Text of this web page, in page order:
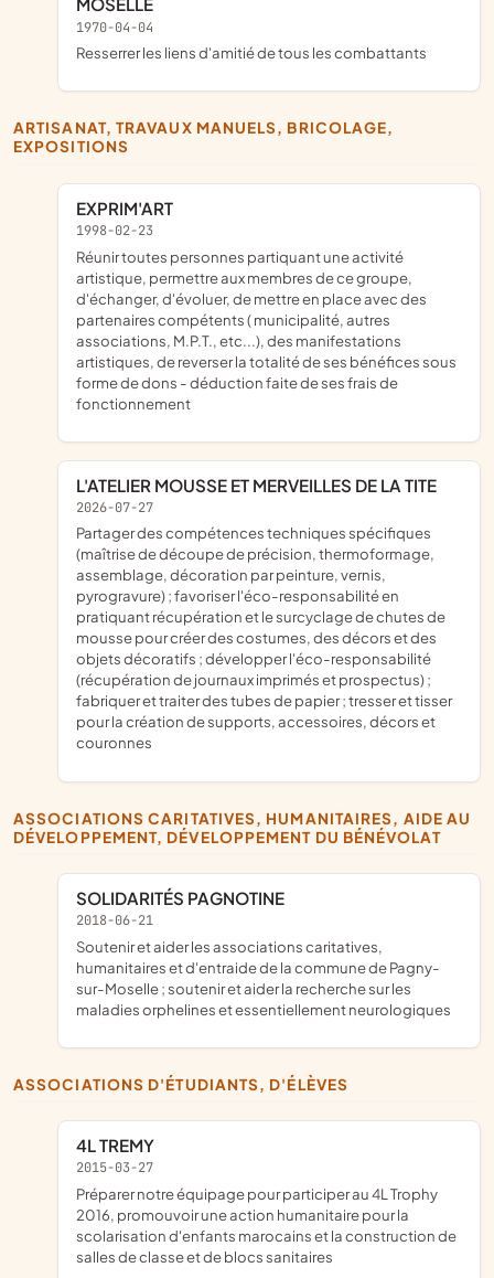
MOSELLE
1970-04-04
Resserrer les liens d'amitié de tous les combattants
ARTISANAT, TRAVAUX MANUELS, BRICOLAGE,
EXPOSITIONS
EXPRIM'ART
1998-02-23
réunir toutes personnes partiquant une activité
artistique, permettre aux membres de ce groupe,
d'échanger, d'évoluer, de mettre en place avec des
partenaires compétents ( municipalité, autres
associations, M.P.T., etc...), des manifestations
artistiques, de reverser la totalité de ses bénéfices sous
forme de dons - déduction faite de ses frais de
fonctionnement
L'ATELIER MOUSSE ET MERVEILLES DE LA TITE
2026-07-27
partager des compétences techniques spécifiques
(maîtrise de découpe de précision, thermoformage,
assemblage, décoration par peinture, vernis,
pyrogravure) ; favoriser l'éco-responsabilité en
pratiquant récupération et le surcyclage de chutes de
mousse pour créer des costumes, des décors et des
objets décoratifs ; développer l'éco-responsabilité
(récupération de journaux imprimés et prospectus) ;
fabriquer et traiter des tubes de papier ; tresser et tisser
pour la création de supports, accessoires, décors et
couronnes
ASSOCIATIONS CARITATIVES, HUMANITAIRES, AIDE AU
DÉVELOPPEMENT, DÉVELOPPEMENT DU BÉNÉVOLAT
SOLIDARITÉS PAGNOTINE
2018-06-21
soutenir et aider les associations caritatives,
humanitaires et d'entraide de la commune de Pagny-
sur-Moselle ; soutenir et aider la recherche sur les
maladies orphelines et essentiellement neurologiques
ASSOCIATIONS D'ÉTUDIANTS, D'ÉLÈVES
4L TREMY
2015-03-27
préparer notre équipage pour participer au 4L Trophy
2016, promouvoir une action humanitaire pour la
scolarisation d'enfants marocains et la construction de
salles de classe et de blocs sanitaires